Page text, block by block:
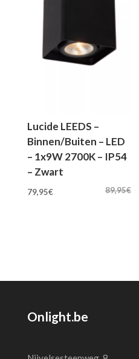
Lucide LEEDS –
Binnen/Buiten – LED
– 1x9W 2700K – IP54
– Zwart
89,95€
Oorspronkelijke
79,95€Huidige
Onlight.be